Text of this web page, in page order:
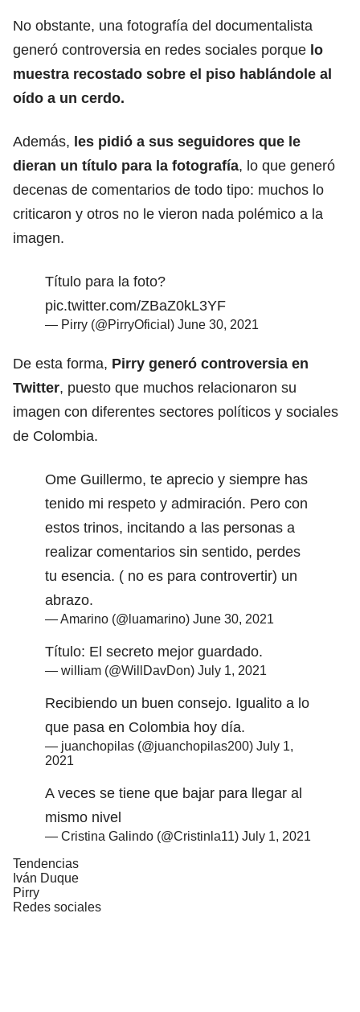
No obstante, una fotografía del documentalista
generó controversia en redes sociales porque lo
muestra recostado sobre el piso hablándole al
oído a un cerdo.
Además, les pidió a sus seguidores que le
dieran un título para la fotografía, lo que generó
decenas de comentarios de todo tipo: muchos lo
criticaron y otros no le vieron nada polémico a la
imagen.
Título para la foto?
pic.twitter.com/ZBaZ0kL3YF
— Pirry (@PirryOficial) June 30, 2021
De esta forma, Pirry generó controversia en
Twitter, puesto que muchos relacionaron su
imagen con diferentes sectores políticos y sociales
de Colombia.
Ome Guillermo, te aprecio y siempre has
tenido mi respeto y admiración. Pero con
estos trinos, incitando a las personas a
realizar comentarios sin sentido, perdes
tu esencia. ( no es para controvertir) un
abrazo.
— Amarino (@luamarino) June 30, 2021
Título: El secreto mejor guardado.
— william (@WillDavDon) July 1, 2021
Recibiendo un buen consejo. Igualito a lo
que pasa en Colombia hoy día.
— juanchopilas (@juanchopilas200) July 1,
2021
A veces se tiene que bajar para llegar al
mismo nivel
— Cristina Galindo (@Cristinla11) July 1, 2021
Tendencias
Iván Duque
Pirry
Redes sociales